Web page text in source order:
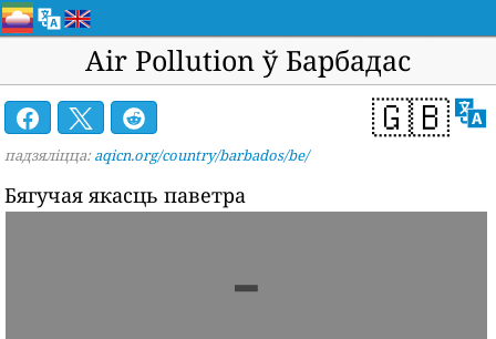
Air Pollution ў Барбадас
🇬🇧
падзяліцца: aqicn.org/country/barbados/be/
Бягучая якасць паветра
-